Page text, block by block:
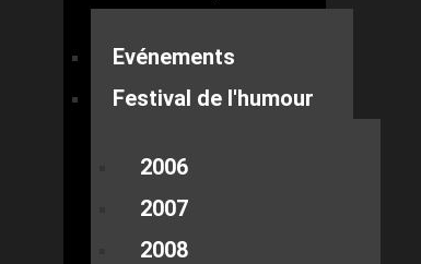
Evénements
Festival de l'humour
2006
2007
2008